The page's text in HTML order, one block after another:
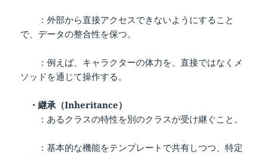
：外部から直接アクセスできないようにすること
で、データの整合性を保つ。
：例えば、キャラクターの体力を、直接ではなくメ
ソッドを通じて操作する。
・継承（Inheritance）
：あるクラスの特性を別のクラスが受け継ぐこと。
：基本的な機能をテンプレートで共有しつつ、特定